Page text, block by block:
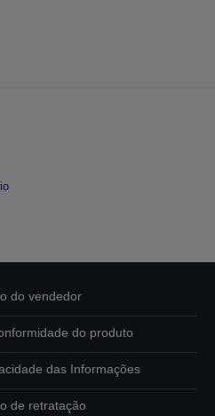
do vendedor
do produto
das Informações
de retratação